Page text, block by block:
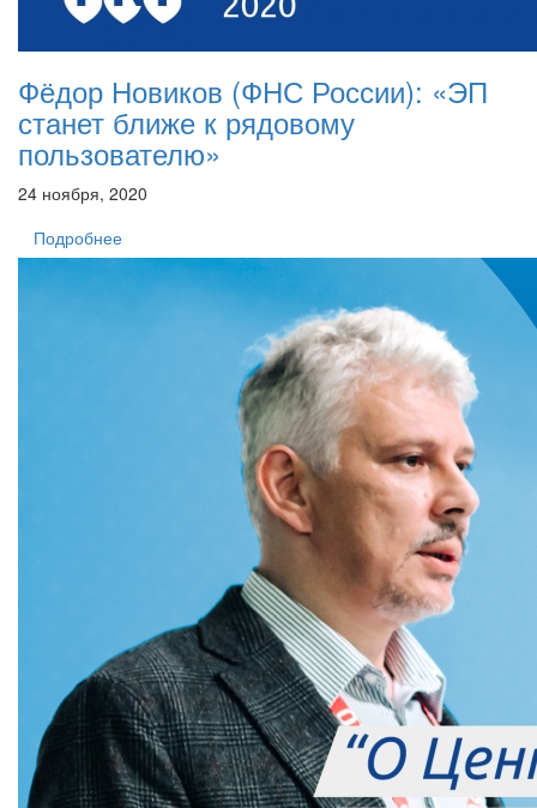
Фёдор Новиков (ФНС России): «ЭП
станет ближе к рядовому
пользователю»
24 ноября, 2020
Подробнее